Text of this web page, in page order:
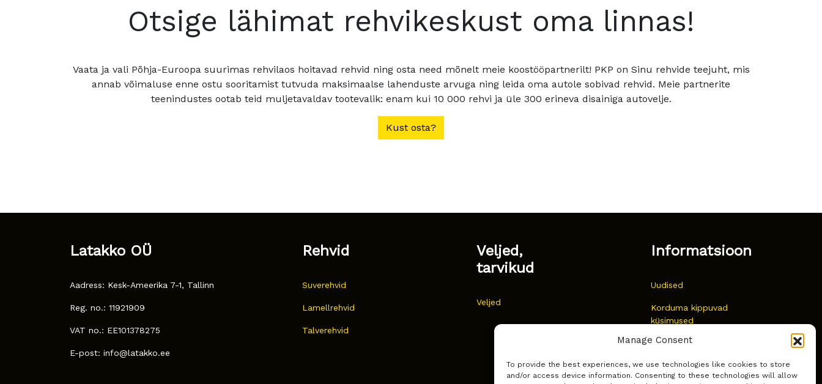
Manage Consent
To provide the best experiences, we use technologies like cookies to store
and/or access device information. Consenting to these technologies will allow
Otsige lähimat rehvikeskust oma linnas!
Vaata ja vali Põhja-Euroopa suurimas rehvilaos hoitavad rehvid ning osta need mõnelt meie koostööpartnerilt! PKP on Sinu rehvide teejuht, mis
annab võimaluse enne ostu sooritamist tutvuda maksimaalse lahenduste arvuga ning leida oma autole sobivad rehvid. Meie partnerite
teenindustes ootab teid muljetavaldav tootevalik: enam kui 10 000 rehvi ja üle 300 erineva disainiga autovelje.
Kust osta?
Latakko OÜ
Aadress: Kesk-Ameerika 7-1, Tallinn
Reg. no.: 11921909
VAT no.: EE101378275
E-post: info@latakko.ee
Rehvid
Suverehvid
Lamellrehvid
Talverehvid
Veljed,
tarvikud
Veljed
Informatsioon
Uudised
Korduma kippuvad
küsimused
Kust osta?
Küpsiste poliitika